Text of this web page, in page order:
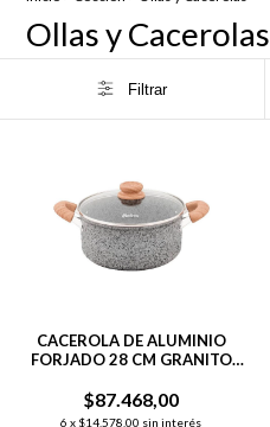
Ollas y Cacerolas
Filtrar
CACEROLA DE ALUMINIO
FORJADO 28 CM GRANITO
$87.468,00
6 x $14.578,00 sin interés